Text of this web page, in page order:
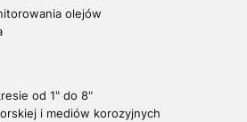
olejów
od 1" do 8"
i mediów korozyjnych